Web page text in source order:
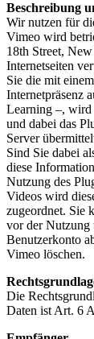
Beschreibung
Wir nutzen für
Vimeo wird
18th Street,
Internetseiten
Sie die mit
Internetpräsenz
Learning –, wird
und dabei das
Server
Sind Sie dabei
diese
Nutzung des
Videos wird
zugeordnet. Sie
vor der Nutzung
Benutzerkonto
Vimeo löschen.
Die
Daten ist Art. 6